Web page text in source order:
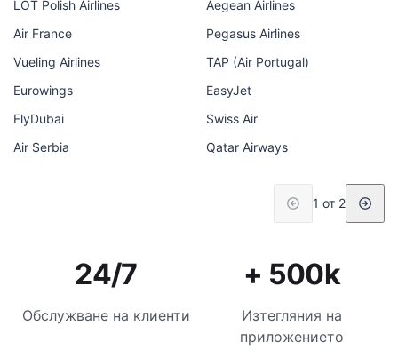
LOT Polish Airlines
Aegean Airlines
Air France
Pegasus Airlines
Vueling Airlines
TAP (Air Portugal)
Eurowings
EasyJet
FlyDubai
Swiss Air
Air Serbia
Qatar Airways
1 от 2
24/7
Обслужване на клиенти
+ 500k
Изтегляния на
приложението